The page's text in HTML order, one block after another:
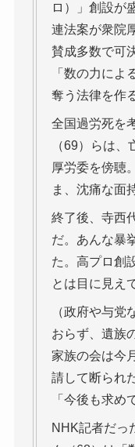
ロ）」創設が
連法案が衆院
賛成多数で可
「数の力によ
奪う法律を作
全国過労死を
（69）らは
厚労委を傍聴
ま、沈痛な面
終了後、寺西
だ。あんな暴
た。高プロ創
とは目に見え
（政府や与党
おらず、遺族
家族の会は今
請して断られ
「今後も求め
NHK記者だっ